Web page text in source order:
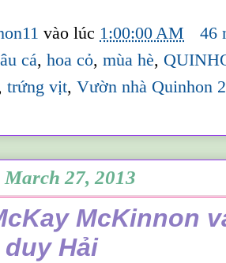
vào lúc 1:00:00 AM
46
cá,hoa cỏ,mùa hè,
trứng vịt,Vườn nhà Quinhon
March 27, 2013
McKinnon
Hải